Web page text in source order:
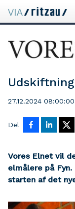
27.12.2024
Del
Vores Elnet vil
elmålere på
starten af det